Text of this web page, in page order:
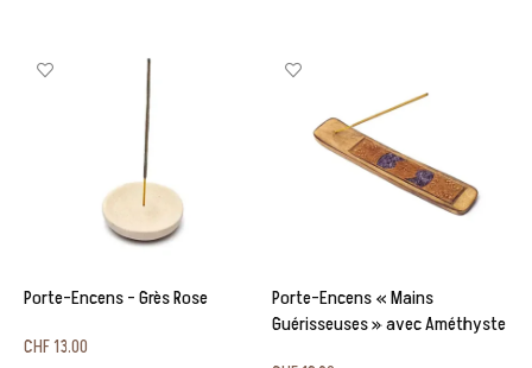
Porte-Encens – Grès Rose
CHF13.00
Porte-Encens « Mains
Guérisseuses » avec Améthyste